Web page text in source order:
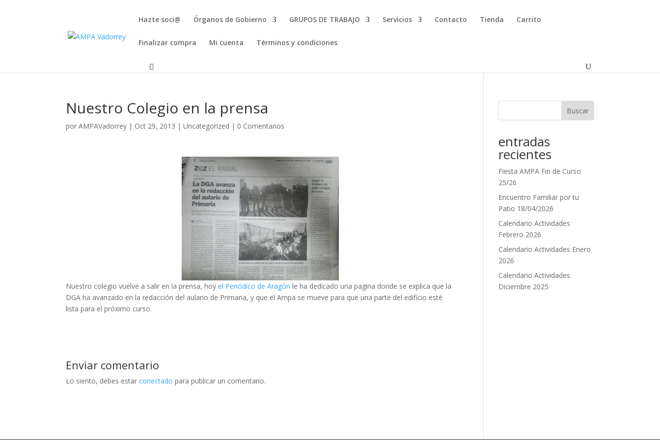
Hazte soci@ Órganos de Gobierno GRUPOS DE TRABAJO Servicios Contacto Tienda Carrito
Finalizar compra Mi cuenta Términos y condiciones
Nuestro Colegio en la prensa
porAMPAVadorrey | Oct 29, 2013 |Uncategorized | 0 Comentarios
Nuestro colegio vuelve a salir en la prensa, hoyel Periódico de Aragón le ha dedicado una pagina donde se explica que la
DGA ha avanzado en la redacción del aulario de Primaria, y que el Ampa se mueve para que una parte del edificio esté
lista para el próximo curso.
Enviar comentario
Lo siento, debes estarconectado para publicar un comentario.
Buscar
entradas
recientes
Fiesta AMPA Fin de Curso
25/26
Encuentro Familiar por tu
Patio 18/04/2026
Calendario Actividades
Febrero 2026
Calendario Actividades Enero
2026
Calendario Actividades
Diciembre 2025